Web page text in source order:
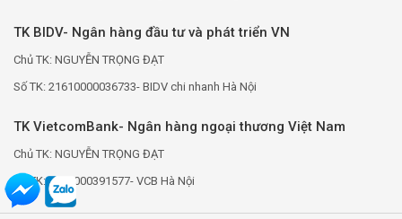
TK BIDV- Ngân hàng đầu tư và phát triển VN
Chủ TK: NGUYỄN TRỌNG ĐẠT
Số TK: 21610000036733- BIDV chi nhanh Hà Nội
TK VietcomBank- Ngân hàng ngoại thương Việt Nam
Chủ TK: NGUYỄN TRỌNG ĐẠT
Số TK: 0691000391577- VCB Hà Nội